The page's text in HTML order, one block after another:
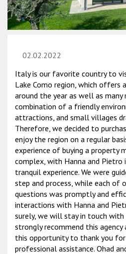
02.02.2022
Italy is our favorite country to
Lake Como region, which offers
around the year as well as many
combination of a friendly
attractions, and small villages
Therefore, we decided to
enjoy the region on a regular
experience of buying a property
complex, with Hanna and Pietro
tranquil experience. We were
step and process, while each of
questions was promptly and
interactions with Hanna and
surely, we will stay in touch with
strongly recommend this
this opportunity to thank you for
professional assistance. Ohad